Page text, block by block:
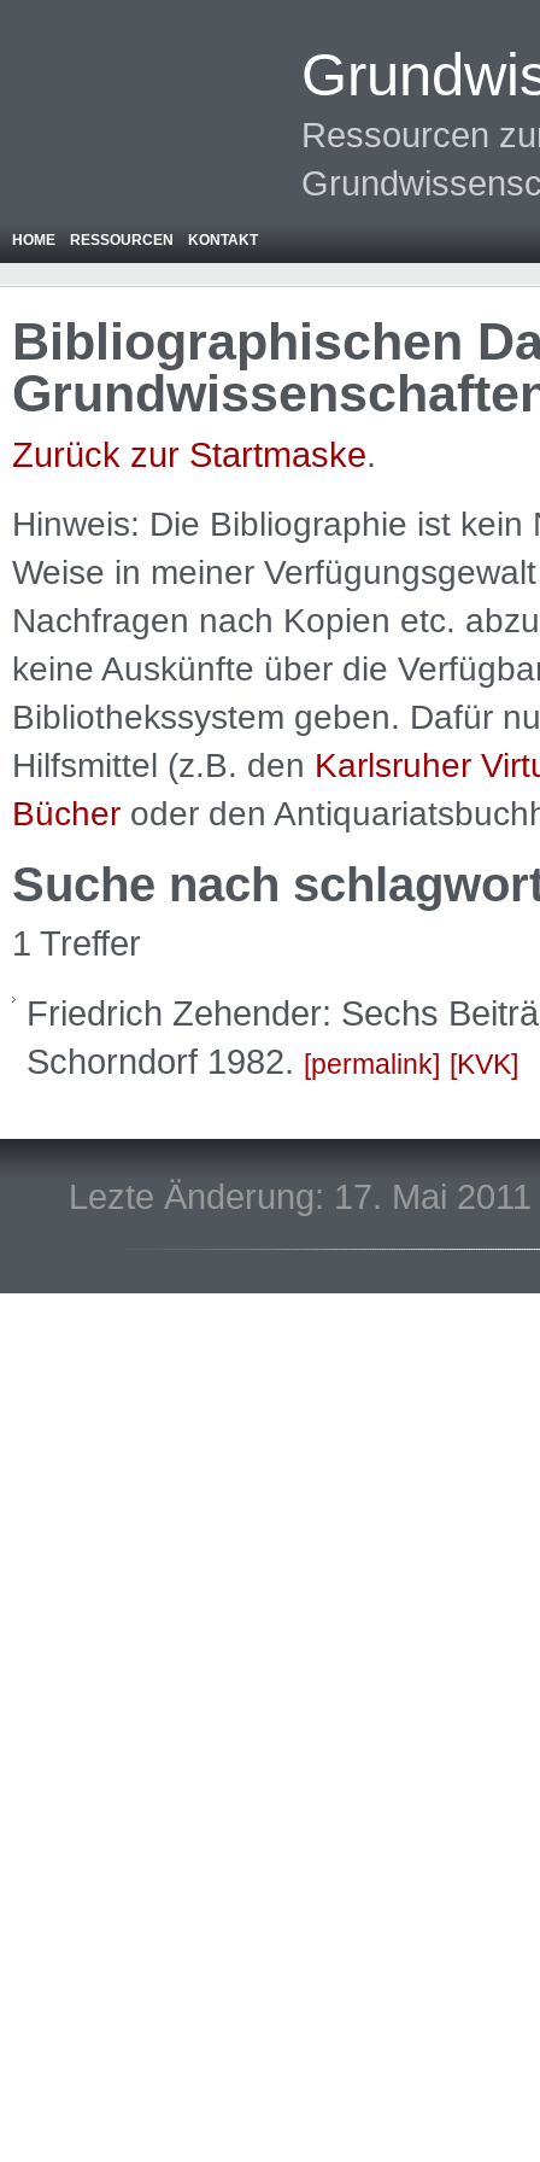
Ressourcen
HOME RESSOURCEN KONTAKT
Bibliographischen
Zurück zur Startmaske.
Hinweis: Die Bibliographie ist kein
Weise in meiner
Nachfragen nach Kopien etc.
keine Auskünfte über die
Bibliothekssystem geben. Dafür
Hilfsmittel (z.B. den Karlsruher
Bücher oder den
Suche nach
1 Treffer
Friedrich Zehender: Sechs
Schorndorf 1982.
permalink KVK
Lezte Änderung: 17. Mai